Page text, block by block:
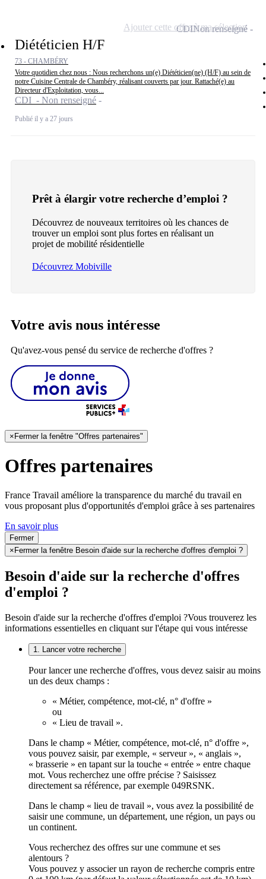
Diététicien H/F
73 - CHAMBÉRY
Votre quotidien chez nous : Nous recherchons un(e) Diététicien(ne) (H/F) au sein de
notre Cuisine Centrale de Chambéry, réalisant couverts par jour. Rattaché(e) au
Directeur d'Exploitation, vous...
CDI - Non renseigné
Publié il y a 27 jours
CDINon renseigné
Ajouter cette offre à ma sélection
Prêt à élargir votre recherche d’emploi ?
Découvrez de nouveaux territoires où les chances de
trouver un emploi sont plus fortes en réalisant un
projet de mobilité résidentielle
Découvrez Mobiville
Votre avis nous intéresse
Qu'avez-vous pensé du service de recherche d'offres ?
× Fermer la fenêtre "Offres partenaires"
Offres partenaires
France Travail améliore la transparence du marché du travail en
vous proposant plus d'opportunités d'emploi grâce à ses partenaires
En savoir plus
Fermer
× Fermer la fenêtre Besoin d'aide sur la recherche d'offres d'emploi ?
Besoin d'aide sur la recherche d'offres
d'emploi ?
Besoin d'aide sur la recherche d'offres d'emploi ?Vous trouverez les
informations essentielles en cliquant sur l'étape qui vous intéresse
1. Lancer votre recherche
Pour lancer une recherche d'offres, vous devez saisir au moins
un des deux champs :
« Métier, compétence, mot-clé, n° d'offre »
ou
« Lieu de travail ».
Dans le champ « Métier, compétence, mot-clé, n° d'offre »,
vous pouvez saisir, par exemple, « serveur », « anglais »,
« brasserie » en tapant sur la touche « entrée » entre chaque
mot. Vous recherchez une offre précise ? Saisissez
directement sa référence, par exemple 049RSNK.
Dans le champ « lieu de travail », vous avez la possibilité de
saisir une commune, un département, une région, un pays ou
un continent.
Vous recherchez des offres sur une commune et ses
alentours ?
Vous pouvez y associer un rayon de recherche compris entre